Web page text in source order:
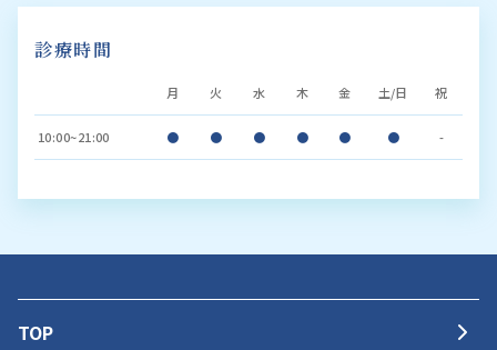
診療時間
月 火 水 木 金 土/日 祝
10:00~21:00 ● ● ● ● ● ● -
TOP